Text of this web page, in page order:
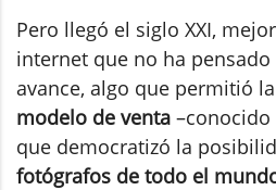
Pero llegó el siglo XXI,
internet que no ha
avance, algo que permitió
modelo de venta
que democratizó la
fotógrafos de todo el